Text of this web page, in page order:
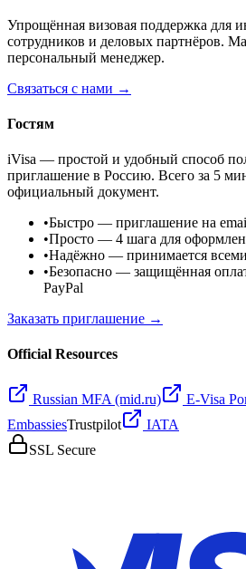
Упрощённая визовая поддержка для
сотрудников и деловых партнёров.
персональный менеджер.
Связаться с нами →
Гостям
iVisa — простой и удобный способ
приглашение в Россию. Всего за 5
официальный документ.
•Быстро — приглашение на
•Просто — 4 шага для
•Надёжно — принимается
•Безопасно — защищённая
PayPal
Заказать приглашение →
Official Resources
Russian MFA (mid.ru) E-Visa
EmbassiesTrustpilot
IATA
SSL Secure